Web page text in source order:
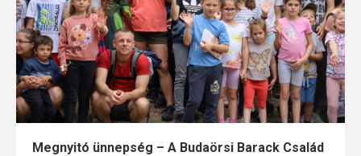
Megnyitó ünnepség – A Budaörsi Barack Család